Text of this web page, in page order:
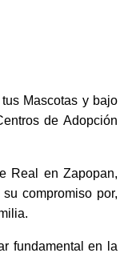
Mascotas y bajo
de Adopción
Real en Zapopan,
compromiso por,
fundamental en la